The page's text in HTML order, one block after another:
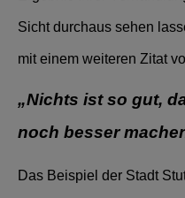
Sicht durchaus sehen
mit einem weiteren Zitat
„Nichts ist so gut,
noch besser
Das Beispiel der Stadt